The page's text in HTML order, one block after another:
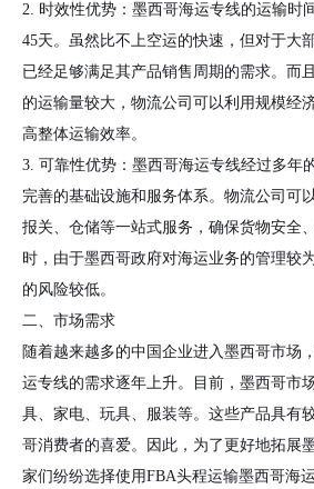
2. 时效性优势：墨西哥海运专线的运输时
45天。虽然比不上空运的快速，但对于大
已经足够满足其产品销售周期的需求。而
的运输量较大，物流公司可以利用规模经
高整体运输效率。
3. 可靠性优势：墨西哥海运专线经过多年
完善的基础设施和服务体系。物流公司可
报关、仓储等一站式服务，确保货物安全
时，由于墨西哥政府对海运业务的管理较
的风险较低。
二、市场需求
随着越来越多的中国企业进入墨西哥市场
运专线的需求逐年上升。目前，墨西哥市
具、家电、玩具、服装等。这些产品具有
哥消费者的喜爱。因此，为了更好地拓展
家们纷纷选择使用FBA头程运输墨西哥海